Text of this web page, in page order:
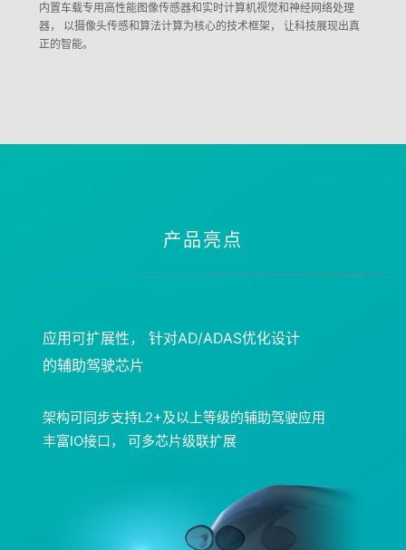
内置车载专用高性能图像传感器和实时计算机视觉和神经网络处理
器， 以摄像头传感和算法计算为核心的技术框架， 让科技展现出真
正的智能。
产品亮点
应用可扩展性， 针对AD/ADAS优化设计
的辅助驾驶芯片
架构可同步支持L2+及以上等级的辅助驾驶应用
丰富IO接口， 可多芯片级联扩展